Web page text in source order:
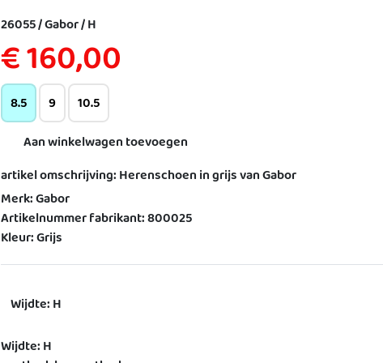
26055 / Gabor / H
€ 160,00
8.5 9 10.5
Aan winkelwagen toevoegen
artikel omschrijving: Herenschoen in grijs van Gabor
Merk: Gabor
Artikelnummer fabrikant: 800025
Kleur: Grijs
Wijdte: H
Wijdte: H